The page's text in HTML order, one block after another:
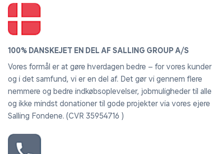
100% DANSKEJET EN DEL AF SALLING GROUP A/S
Vores formål er at gøre hverdagen bedre – for vores kunder
og i det samfund, vi er en del af. Det gør vi gennem flere
nemmere og bedre indkøbsoplevelser, jobmuligheder til alle
og ikke mindst donationer til gode projekter via vores ejere
Salling Fondene. (CVR 35954716 )